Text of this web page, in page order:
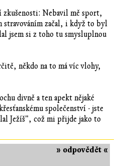
zkušenosti: Nebavil mě sport,
stravováním začal, i když to byl
jsem si z toho tu smysluplnou
někdo na to má víc vlohy,
divně a ten apekt nějaké
společenství - jste
Ježíš", což mi přijde jako to
» odpovědět «